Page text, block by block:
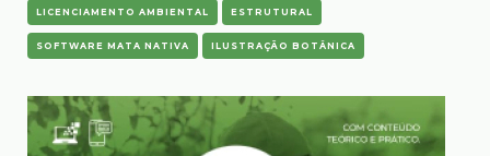
LICENCIAMENTO AMBIENTAL ESTRUTURAL
SOFTWARE MATA NATIVA ILUSTRAÇÃO BOTÂNICA